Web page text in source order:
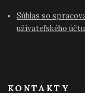
Súhlas so
užívateľského účtu
KONTAKTY